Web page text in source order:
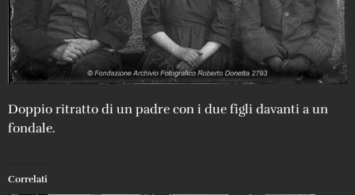
Doppio ritratto di un padre con i due figli davanti a un
fondale.
Correlati